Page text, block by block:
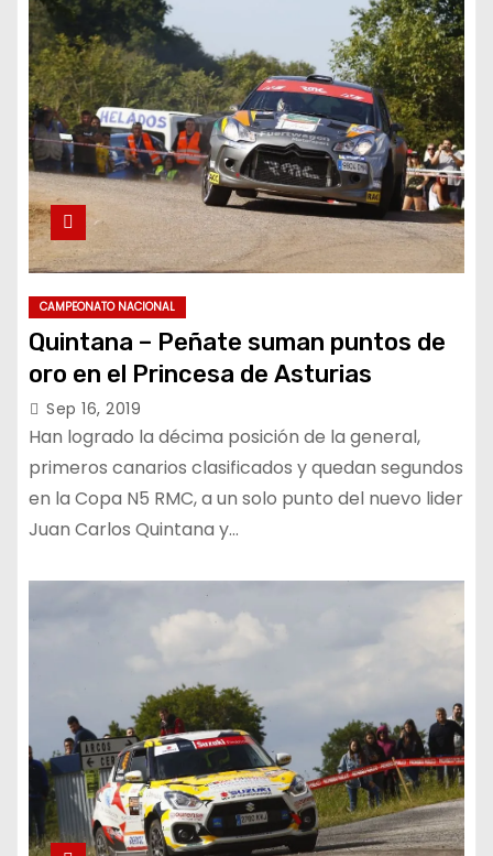
CAMPEONATO NACIONAL
Quintana – Peñate suman puntos de
oro en el Princesa de Asturias
Sep 16, 2019
Han logrado la décima posición de la general,
primeros canarios clasificados y quedan segundos
en la Copa N5 RMC, a un solo punto del nuevo lider
Juan Carlos Quintana y…